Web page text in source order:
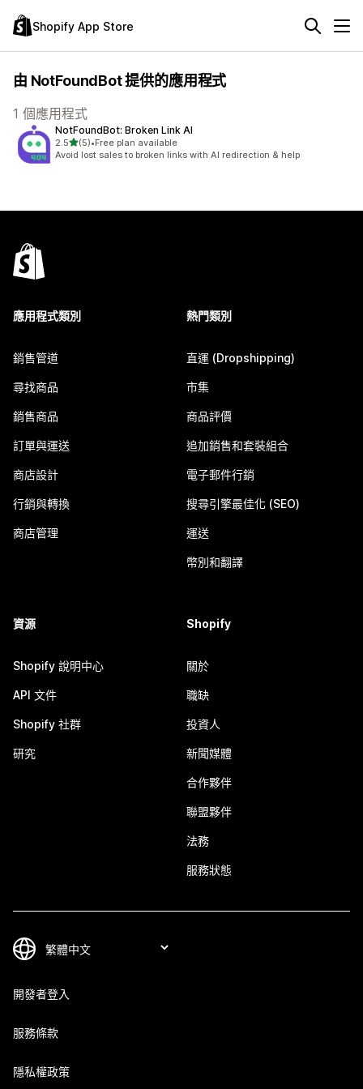
Shopify App Store
由 NotFoundBot 提供的應用程式
1 個應用程式
NotFoundBot: Broken Link AI
2.5滿分 5 顆星
(5)
共有 5 則評價
•Free plan available
Avoid lost sales to broken links with AI redirection & help
應用程式類別
銷售管道
尋找商品
銷售商品
訂單與運送
商店設計
行銷與轉換
商店管理
熱門類別
直運 (Dropshipping)
市集
商品評價
追加銷售和套裝組合
電子郵件行銷
搜尋引擎最佳化 (SEO)
運送
幣別和翻譯
資源
Shopify 說明中心
API 文件
Shopify 社群
研究
Shopify
關於
職缺
投資人
新聞媒體
合作夥伴
聯盟夥伴
法務
服務狀態
開發者登入
服務條款
隱私權政策